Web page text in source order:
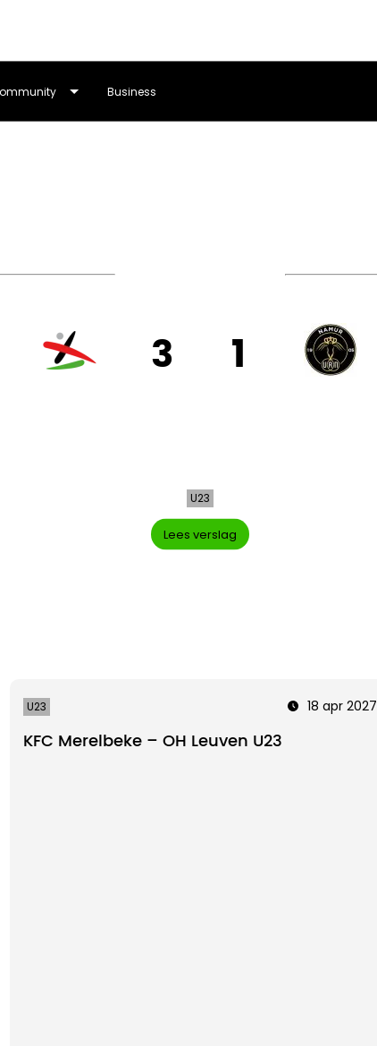
Business
3 1
U23
Lees verslag
U23 18 apr 2027
KFC Merelbeke – OH Leuven U23